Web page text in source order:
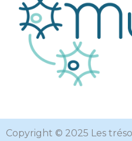
Copyright © 2025 Les